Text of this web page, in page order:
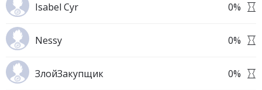
Isabel Cyr 0%
Nessy 0%
ЗлойЗакупщик 0%